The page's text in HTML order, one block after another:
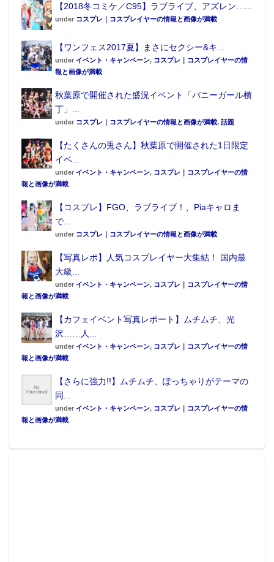
【2018冬コミケ／C95】ラブライブ、アズレン…...
under コスプレ｜コスプレイヤーの情報と画像が満載
【ワンフェス2017夏】まさにセクシー&キ...
under イベント・キャンペーン, コスプレ｜コスプレイヤーの情
報と画像が満載
秋葉原で開催された盛況イベント「バニーガール横
丁」...
under コスプレ｜コスプレイヤーの情報と画像が満載, 話題
【たくさんの兎さん】秋葉原で開催された1日限定
イベ...
under イベント・キャンペーン, コスプレ｜コスプレイヤーの情
報と画像が満載
【コスプレ】FGO、ラブライブ！、Piaキャロま
で...
under コスプレ｜コスプレイヤーの情報と画像が満載
【写真レポ】人気コスプレイヤー大集結！ 国内最
大級...
under イベント・キャンペーン, コスプレ｜コスプレイヤーの情
報と画像が満載
【カフェイベント写真レポート】ムチムチ、光
沢……人...
under イベント・キャンペーン, コスプレ｜コスプレイヤーの情
報と画像が満載
【さらに強力!!】ムチムチ、ぽっちゃりがテーマの
同...
under イベント・キャンペーン, コスプレ｜コスプレイヤーの情
報と画像が満載